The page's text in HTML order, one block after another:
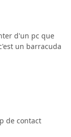
d'un pc que
un barracuda
de contact